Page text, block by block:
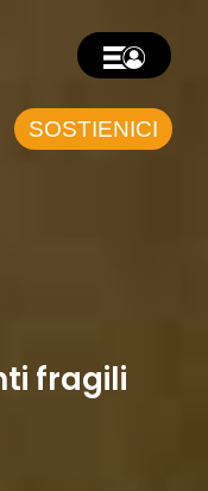
SOSTIENICI
fragili